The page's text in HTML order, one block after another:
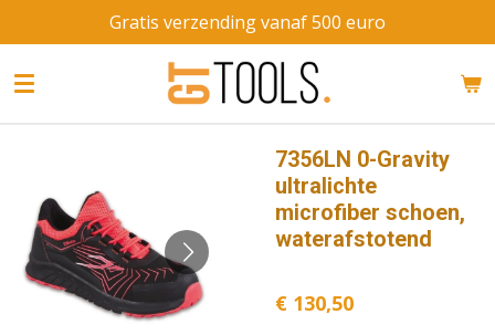
direct
naar
Gratis verzending vanaf 500 euro
7356LN 0-Gravity
ultralichte
microfiber schoen,
waterafstotend
€ 130,50